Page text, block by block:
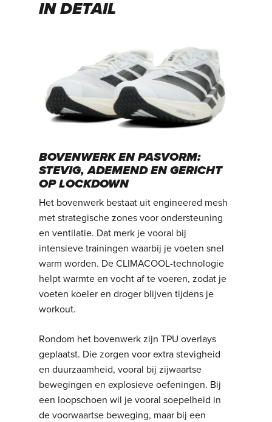
IN DETAIL
BOVENWERK EN PASVORM:
STEVIG, ADEMEND EN GERICHT
OP LOCKDOWN
Het bovenwerk bestaat uit engineered mesh
met strategische zones voor ondersteuning
en ventilatie. Dat merk je vooral bij
intensieve trainingen waarbij je voeten snel
warm worden. De CLIMACOOL-technologie
helpt warmte en vocht af te voeren, zodat je
voeten koeler en droger blijven tijdens je
workout.
Rondom het bovenwerk zijn TPU overlays
geplaatst. Die zorgen voor extra stevigheid
en duurzaamheid, vooral bij zijwaartse
bewegingen en explosieve oefeningen. Bij
een loopschoen wil je vooral soepelheid in
de voorwaartse beweging, maar bij een